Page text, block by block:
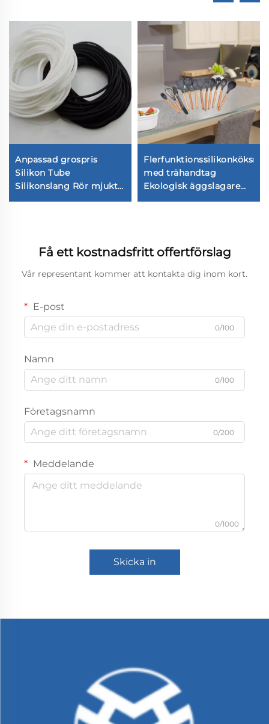
Anpassad grospris
Silikon Tube
Silikonslang Rör mjukt
flexibelt matgrad
med trähandtag
Ekologisk äggslagare
sked matklipp för
Få ett kostnadsfritt offertförslag
Vår representant kommer att kontakta dig inom kort.
E-post
0/100
Namn
0/100
Företagsnamn
0/200
Meddelande
0/1000
Skicka in